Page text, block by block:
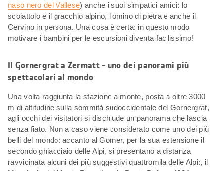
naso nero del Vallese) anche i suoi simpatici amici: lo
scoiattolo e il gracchio alpino, l'omino di pietra e anche il
Cervino in persona. Una cosa è certa: in questo modo
motivare i bambini per le escursioni diventa facilissimo!
Il Gornergrat a Zermatt - uno dei panorami più
spettacolari al mondo
Una volta raggiunta la stazione a monte, posta a oltre 3000
m di altitudine sulla sommità sudoccidentale del Gornergrat,
agli occhi dei visitatori si dischiude un panorama che lascia
senza fiato. Non a caso viene considerato come uno dei più
belli del mondo: accanto al Gorner, per la sua estensione il
secondo ghiacciaio delle Alpi, si presentano a distanza
ravvicinata alcuni dei più suggestivi quattromila delle Alpi:, il